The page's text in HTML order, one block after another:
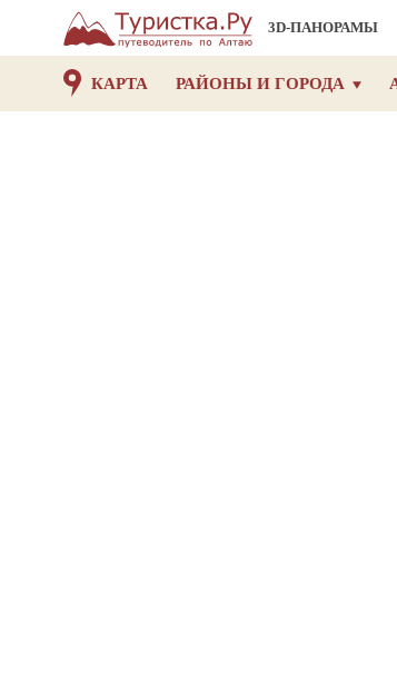
3D-ПАНОРАМЫ
КАРТА РАЙОНЫ И ГОРОДА